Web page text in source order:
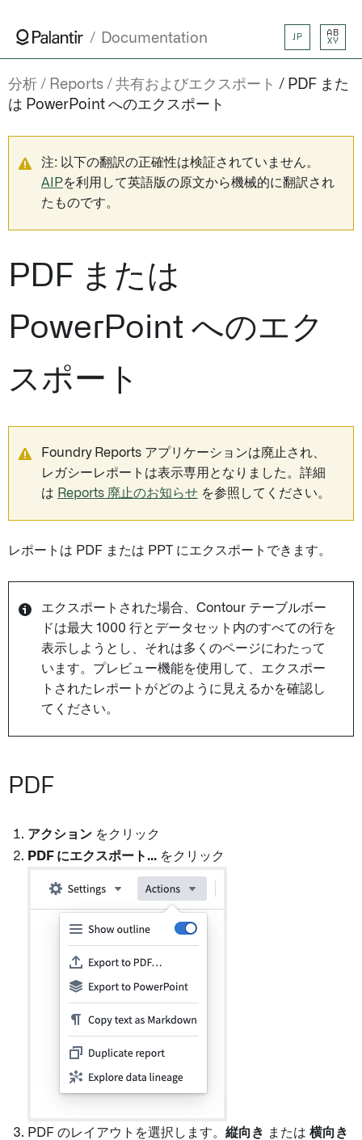
Documentation JP
AB
XY
分析 Reports 共有およびエクスポート
PDF また
は PowerPoint へのエクスポート
注: 以下の翻訳の正確性は検証されていません。
AIPを利用して英語版の原文から機械的に翻訳され
たものです。
PDF または
PowerPoint へのエク
スポート
Foundry Reports アプリケーションは廃止され、
レガシーレポートは表示専用となりました。詳細
は Reports 廃止のお知らせ を参照してください。
レポートは PDF または PPT にエクスポートできます。
エクスポートされた場合、Contour テーブルボー
ドは最大 1000 行とデータセット内のすべての行を
表示しようとし、それは多くのページにわたって
います。プレビュー機能を使用して、エクスポー
トされたレポートがどのように見えるかを確認し
てください。
PDF
アクション をクリック
PDF にエクスポート... をクリック
PDF のレイアウトを選択します。 縦向き または 横向き